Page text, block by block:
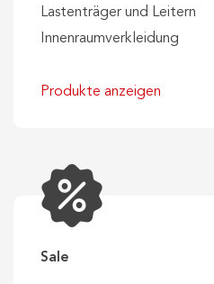
Lastenträger und Leitern
Innenraumverkleidung
Produkte anzeigen
Sale